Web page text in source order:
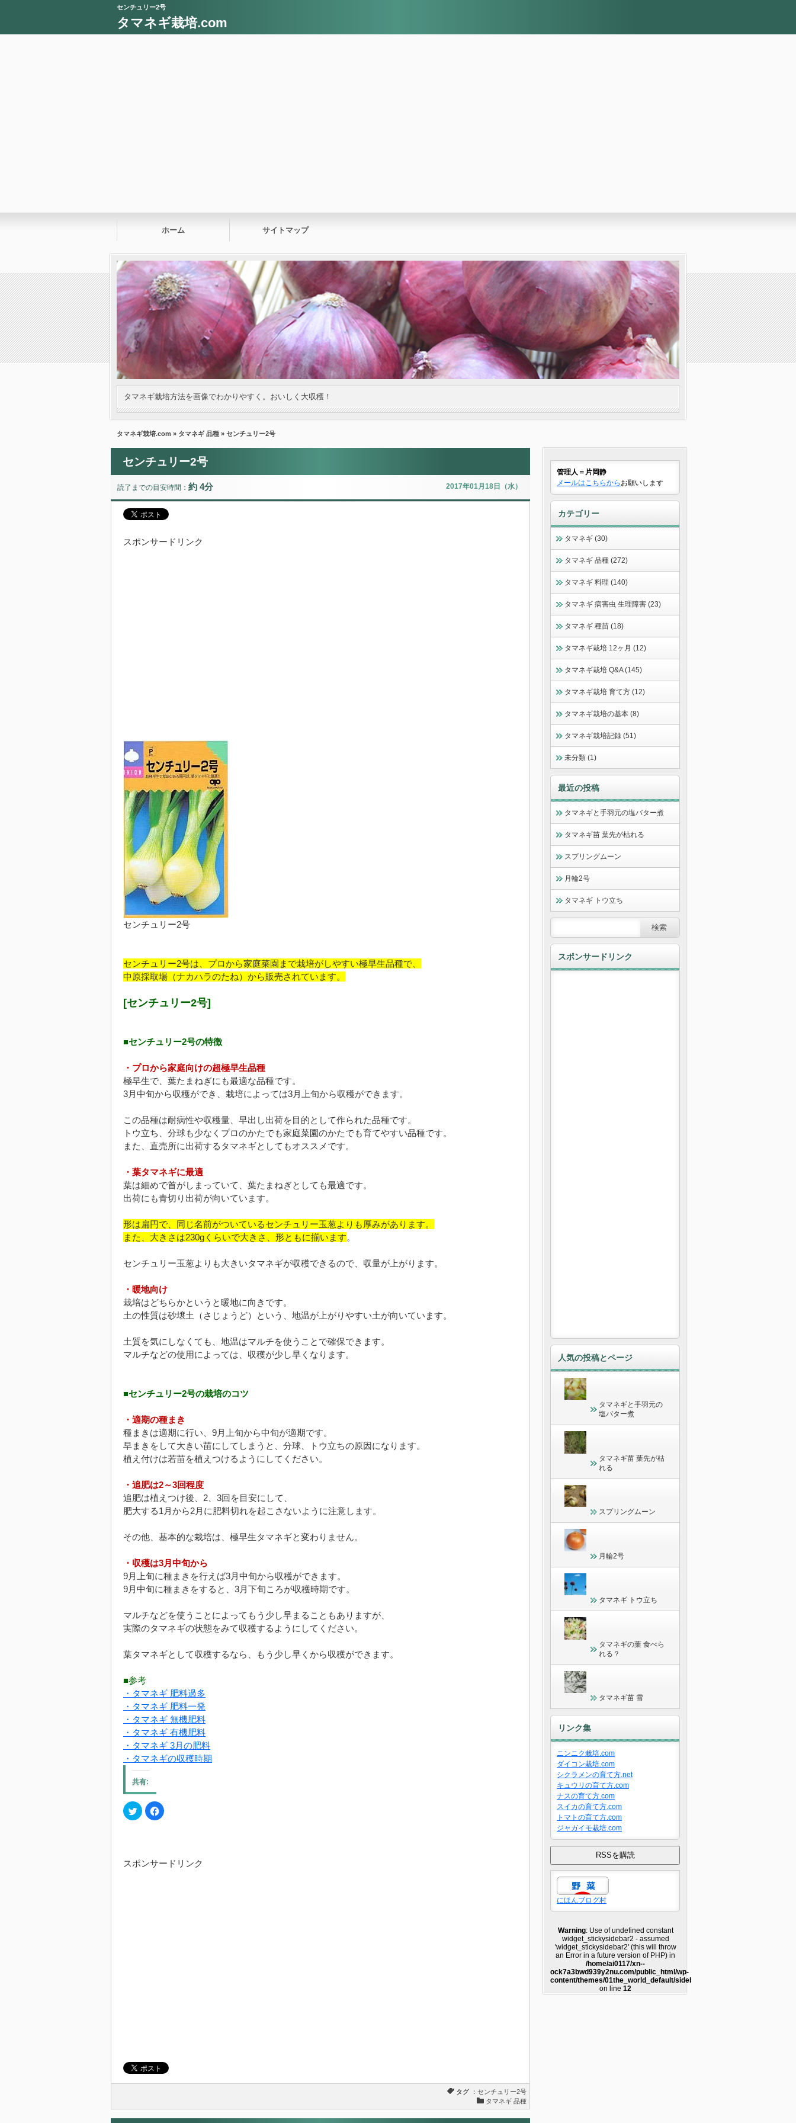
センチュリー2号
タマネギ栽培.com
ホーム サイトマップ
タマネギ栽培方法を画像でわかりやすく。おいしく大収穫！
タマネギ栽培.com » タマネギ 品種 » センチュリー2号
センチュリー2号
読了までの目安時間： 約 4分 2017年01月18日（水）
スポンサードリンク
センチュリー2号
センチュリー2号は、プロから家庭菜園まで栽培がしやすい極早生品種で、
中原採取場（ナカハラのたね）から販売されています。
[センチュリー2号]
■センチュリー2号の特徴
・プロから家庭向けの超極早生品種
極早生で、葉たまねぎにも最適な品種です。
3月中旬から収穫ができ、栽培によっては3月上旬から収穫ができます。
この品種は耐病性や収穫量、早出し出荷を目的として作られた品種です。
トウ立ち、分球も少なくプロのかたでも家庭菜園のかたでも育てやすい品種です。
また、直売所に出荷するタマネギとしてもオススメです。
・葉タマネギに最適
葉は細めで首がしまっていて、葉たまねぎとしても最適です。
出荷にも青切り出荷が向いています。
形は扁円で、同じ名前がついているセンチュリー玉葱よりも厚みがあります。
また、大きさは230gくらいで大きさ、形ともに揃います。
センチュリー玉葱よりも大きいタマネギが収穫できるので、収量が上がります。
・暖地向け
栽培はどちらかというと暖地に向きです。
土の性質は砂壌土（さじょうど）という、地温が上がりやすい土が向いています。
土質を気にしなくても、地温はマルチを使うことで確保できます。
マルチなどの使用によっては、収穫が少し早くなります。
■センチュリー2号の栽培のコツ
・適期の種まき
種まきは適期に行い、9月上旬から中旬が適期です。
早まきをして大きい苗にしてしまうと、分球、トウ立ちの原因になります。
植え付けは若苗を植えつけるようにしてください。
・追肥は2～3回程度
追肥は植えつけ後、2、3回を目安にして、
肥大する1月から2月に肥料切れを起こさないように注意します。
その他、基本的な栽培は、極早生タマネギと変わりません。
・収穫は3月中旬から
9月上旬に種まきを行えば3月中旬から収穫ができます。
9月中旬に種まきをすると、3月下旬ころが収穫時期です。
マルチなどを使うことによってもう少し早まることもありますが、
実際のタマネギの状態をみて収穫するようにしてください。
葉タマネギとして収穫するなら、もう少し早くから収穫ができます。
■参考
・タマネギ 肥料過多
・タマネギ 肥料一発
・タマネギ 無機肥料
・タマネギ 有機肥料
・タマネギ 3月の肥料
・タマネギの収穫時期
共有:
ク
リ
で
共
Facebook
で
ク
スポンサードリンク
タグ ： センチュリー2号
タマネギ 品種
管理人＝片岡静
メールはこちらから お願いします
カテゴリー
タマネギ (30)
タマネギ 品種 (272)
タマネギ 料理 (140)
タマネギ 病害虫 生理障害 (23)
タマネギ 種苗 (18)
タマネギ栽培 12ヶ月 (12)
タマネギ栽培 Q&A (145)
タマネギ栽培 育て方 (12)
タマネギ栽培の基本 (8)
タマネギ栽培記録 (51)
未分類 (1)
最近の投稿
タマネギと手羽元の塩バター煮
タマネギ苗 葉先が枯れる
スプリングムーン
月輪2号
タマネギ トウ立ち
スポンサードリンク
人気の投稿とページ
タマネギと手羽元の
塩バター煮
タマネギ苗 葉先が枯
れる
スプリングムーン
月輪2号
タマネギ トウ立ち
タマネギの葉 食べら
れる？
タマネギ苗 雪
リンク集
ニンニク栽培.com
ダイコン栽培.com
シクラメンの育て方.net
キュウリの育て方.com
ナスの育て方.com
スイカの育て方.com
トマトの育て方.com
ジャガイモ栽培.com
にほんブログ村
Warning: Use of undefined constant
widget_stickysidebar2 - assumed
'widget_stickysidebar2' (this will throw
an Error in a future version of PHP) in
/home/ai0117/xn--
ock7a3bwd939y2nu.com/public_html/wp-
content/themes/01the_world_default/sidebar2.php
on line 12